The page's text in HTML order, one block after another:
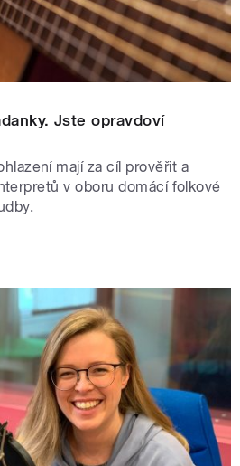
Jste opravdoví
mají za cíl prověřit a
v oboru domácí folkové